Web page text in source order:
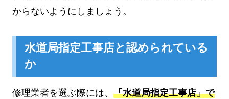
からないようにしましょう。
水道局指定工事店と認められている
か
修理業者を選ぶ際には、 「水道局指定工事店」で